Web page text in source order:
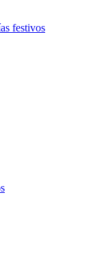
festivos